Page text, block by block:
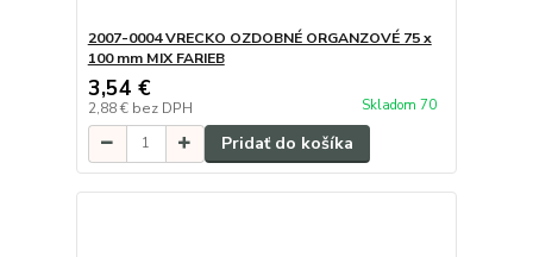
2007-0004 VRECKO OZDOBNÉ ORGANZOVÉ 75 x
100 mm MIX FARIEB
3,54 €
2,88 € bez DPH Skladom 70
Pridať do košíka